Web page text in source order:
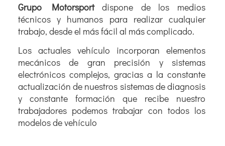
Grupo Motorsportdispone de los medios
técnicos y humanos para realizar cualquier
trabajo, desde el más fácil al más complicado.
Los actuales vehículo incorporan elementos
mecánicos de gran precisión y sistemas
electrónicos complejos, gracias a la constante
actualización de nuestros sistemas de diagnosis
y constante formación que recibe nuestro
trabajadores podemos trabajar con todos los
modelos de vehículo